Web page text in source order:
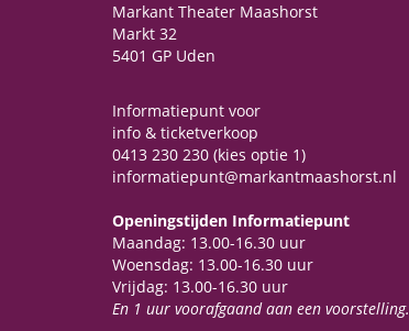
Markant Theater Maashorst
Markt 32
5401 GP Uden
Informatiepunt voor
info & ticketverkoop
0413 230 230 (kies optie 1)
informatiepunt@markantmaashorst.nl
Openingstijden Informatiepunt
Maandag: 13.00-16.30 uur
Woensdag: 13.00-16.30 uur
Vrijdag: 13.00-16.30 uur
En 1 uur voorafgaand aan een voorstelling.